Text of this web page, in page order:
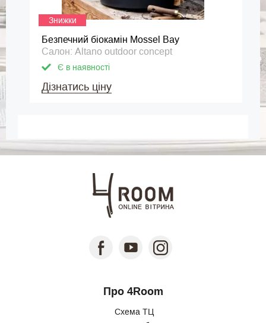
Знижки
Безпечний біокамін Mossel Bay
Салон: Altano outdoor concept
Є в наявності
Дізнатись ціну
Про 4Room
Схема ТЦ